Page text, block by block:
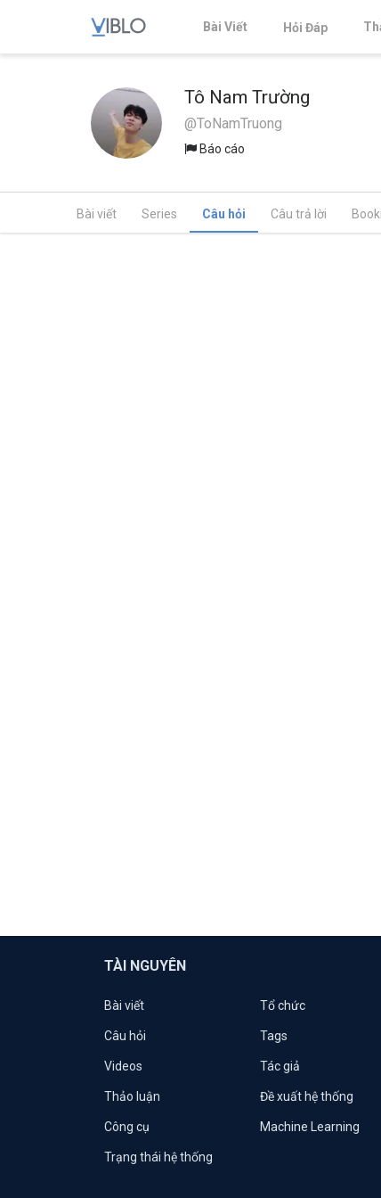
Bài Viết Hỏi Đáp
Tô Nam Trường
@ToNamTruong
Báo cáo
Bài viết Series Câu hỏi Câu trả lời
TÀI NGUYÊN
Bài viết Tổ chức
Câu hỏi Tags
Videos Tác giả
Thảo luận Đề xuất hệ thống
Công cụ Machine Learning
Trạng thái hệ thống